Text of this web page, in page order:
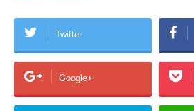
Twitter
Google+